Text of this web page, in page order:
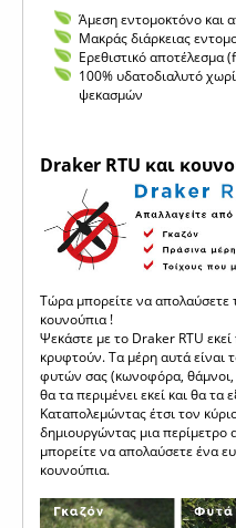
Άμεση εντομοκτόνο και
Μακράς διάρκειας
Ερεθιστικό αποτέλεσμα
100% υδατοδιαλυτό
ψεκασμών
Draker RTU και
Τώρα μπορείτε να απολαύσετε
κουνούπια !
Ψεκάστε με το Draker RTU
κρυφτούν. Τα μέρη αυτά είναι
φυτών σας (κωνοφόρα,
θα τα περιμένει εκεί και θα τα
Καταπολεμώντας έτσι τον
δημιουργώντας μια περίμετρο
μπορείτε να απολαύσετε ένα
κουνούπια.